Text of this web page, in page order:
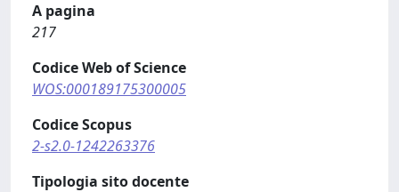
A pagina
217
Codice Web of Science
WOS:000189175300005
Codice Scopus
2-s2.0-1242263376
Tipologia sito docente